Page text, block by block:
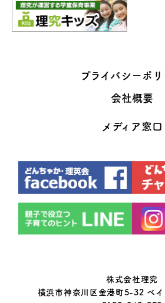
プライバシーポ
会社概要
メディア窓口
株式会社理究
横浜市神奈川区金港町5-32 ベ